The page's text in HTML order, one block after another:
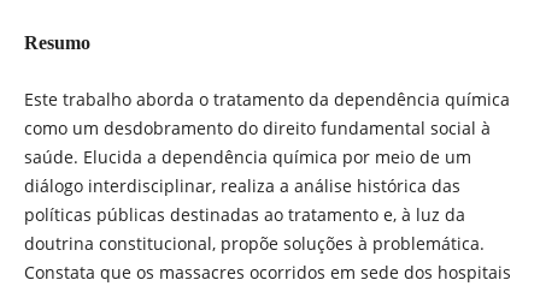
Resumo
Este trabalho aborda o tratamento da dependência química
como um desdobramento do direito fundamental social à
saúde. Elucida a dependência química por meio de um
diálogo interdisciplinar, realiza a análise histórica das
políticas públicas destinadas ao tratamento e, à luz da
doutrina constitucional, propõe soluções à problemática.
Constata que os massacres ocorridos em sede dos hospitais